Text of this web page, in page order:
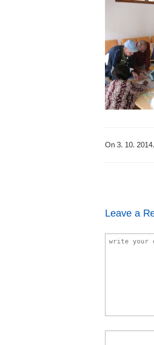
On 3. 10. 2014.
Leave a